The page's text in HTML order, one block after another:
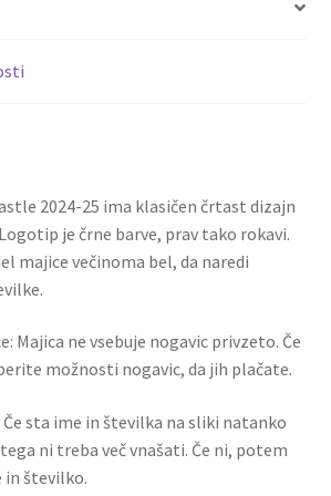
2024-25 ima klasičen črtast dizajn
je črne barve, prav tako rokavi.
majice večinoma bel, da naredi
Majica ne vsebuje nogavic privzeto. Če
možnosti nogavic, da jih plačate.
sta ime in številka na sliki natanko
ni treba več vnašati. Če ni, potem
in številko.